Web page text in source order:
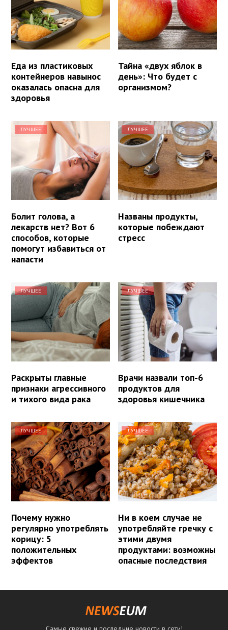
Еда из пластиковых
контейнеров навынос
оказалась опасна для
здоровья
Тайна «двух яблок в
день»: Что будет с
организмом?
ЛУЧШЕЕ
Болит голова, а
лекарств нет? Вот 6
способов, которые
помогут избавиться от
напасти
ЛУЧШЕЕ
Названы продукты,
которые побеждают
стресс
ЛУЧШЕЕ
Раскрыты главные
признаки агрессивного
и тихого вида рака
ЛУЧШЕЕ
Врачи назвали топ-6
продуктов для
здоровья кишечника
ЛУЧШЕЕ
Почему нужно
регулярно употреблять
корицу: 5
положительных
эффектов
ЛУЧШЕЕ
Ни в коем случае не
употребляйте гречку с
этими двумя
продуктами: возможны
опасные последствия